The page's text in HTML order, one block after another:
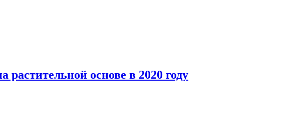
растительной основе в 2020 году